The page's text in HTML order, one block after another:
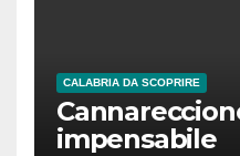
CALABRIA DA SCOPRIRE
impensabile